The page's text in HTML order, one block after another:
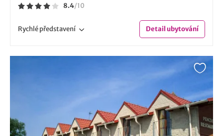
8.4/10
Rychlépředstavení Detailubytování